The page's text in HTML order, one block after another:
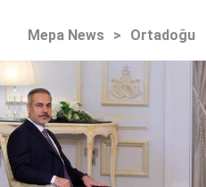
Mepa News > Ortadoğu